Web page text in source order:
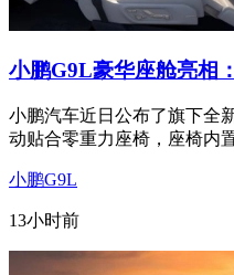
小鹏G9L豪华座舱亮相
小鹏汽车近日公布了旗下全
动贴合零重力座椅，座椅内
小鹏G9L
13小时前